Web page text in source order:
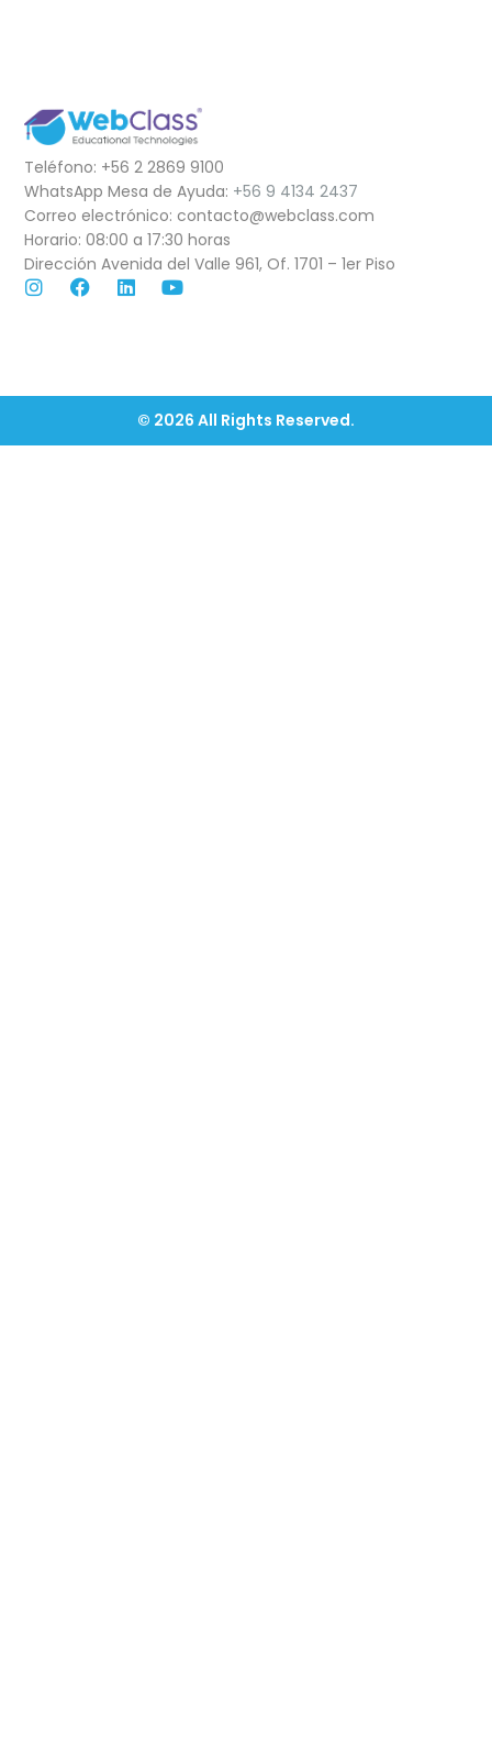
Teléfono: +56 2 2869 9100
WhatsApp Mesa de Ayuda: +56 9 4134 2437
Correo electrónico: contacto@webclass.com
Horario: 08:00 a 17:30 horas
Dirección Avenida del Valle 961, Of. 1701 – 1er Piso
© 2026 All Rights Reserved.